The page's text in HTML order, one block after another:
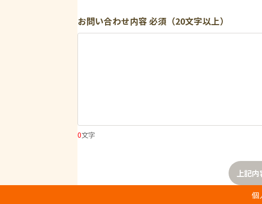
お問い合わせ内容必須（20文字以上）
0文字
上記内
個